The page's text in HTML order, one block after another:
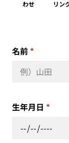
わせ
リン
名前 *
生年月日 *